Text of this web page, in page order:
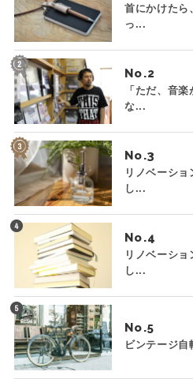
首にかけたら
っ...
No.
「ただ、音
な...
No.
リノベーシ
し...
No.
リノベーシ
し...
No.
ビンテージ